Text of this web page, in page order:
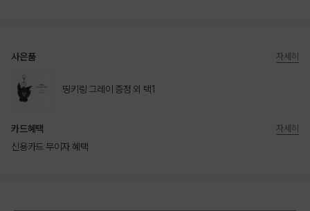
사은품
띵키링 그레이 증정 외 택1
자세히
카드혜택
신용카드 무이자 혜택
자세히